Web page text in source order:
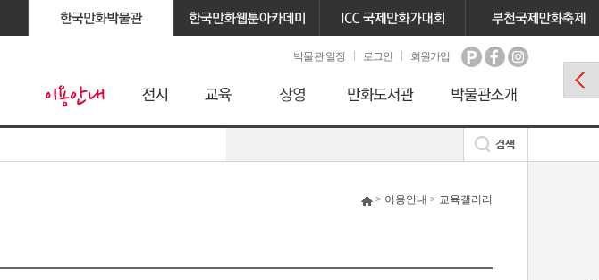
박물관 일정 로그인 회원가입
> 이용안내 > 교육갤러리